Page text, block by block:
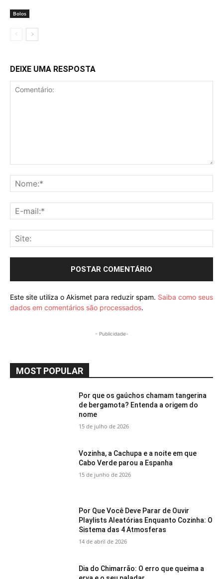
Bolos
DEIXE UMA RESPOSTA
Este site utiliza o Akismet para reduzir spam. Saiba como seus
dados em comentários são processados.
- Publicidade-
MOST POPULAR
Por que os gaúchos chamam tangerina
de bergamota? Entenda a origem do
nome
15 de julho de 2026
Vozinha, a Cachupa e a noite em que
Cabo Verde parou a Espanha
15 de junho de 2026
Por Que Você Deve Parar de Ouvir
Playlists Aleatórias Enquanto Cozinha: O
Sistema das 4 Atmosferas
14 de abril de 2026
Dia do Chimarrão: O erro que queima a